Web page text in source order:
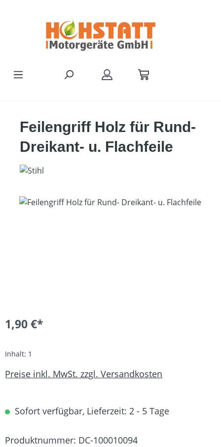
Feilengriff Holz für Rund-
Dreikant- u. Flachfeile
Bildergalerie überspringen
1,90 €*
Inhalt: 1
Preise inkl. MwSt. zzgl. Versandkosten
Sofort verfügbar, Lieferzeit: 2 - 5 Tage
Produktnummer: DC-100010094